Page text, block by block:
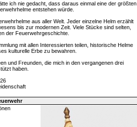
ich nie gedacht, dass daraus einmal eine der größten
entstehen würde.
aus aller Welt. Jeder einzelne Helm erzählt
bis zur modernen Zeit. Viele Stücke sind selten,
der Feuerwehrgeschichte.
mit allen Interessierten teilen, historische Helme
kulturelle Erbe zu bewahren.
und Freunden, die mich in den vergangenen drei
haben.